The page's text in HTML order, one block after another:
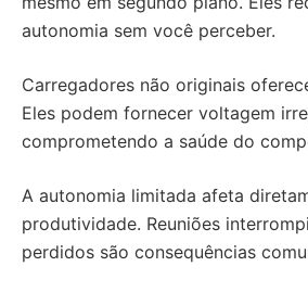
autonomia sem você perceber.
Carregadores não originais
Eles podem fornecer voltagem
comprometendo a saúde do
A autonomia limitada afeta
produtividade. Reuniões
perdidos são consequências